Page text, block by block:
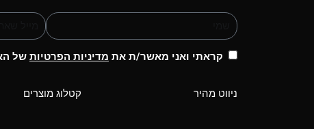
קראתי ואני מאשר/ת את מדיניות הפרטיות של
ניווט מהיר קטלוג מוצרים